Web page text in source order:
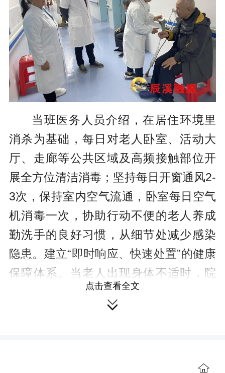
当班医务人员介绍，在居住环境里
消杀为基础，每日对老人卧室、活动大
厅、走廊等公共区域及高频接触部位开
展全方位清洁消毒；坚持每日开窗通风2-
3次，保持室内空气流通，卧室每日空气
机消毒一次，协助行动不便的老人养成
勤洗手的良好习惯，从细节处减少感染
隐患。 建立“即时响应、快速处置”的健康
保障体系。当老人出现身体不适时，院
内专业医护团队可第一时间到场诊断处
置，为长者提供“家门口”的医疗服务。同
件的老人接种流感疫苗与肺炎疫苗，从
点击查看全文
